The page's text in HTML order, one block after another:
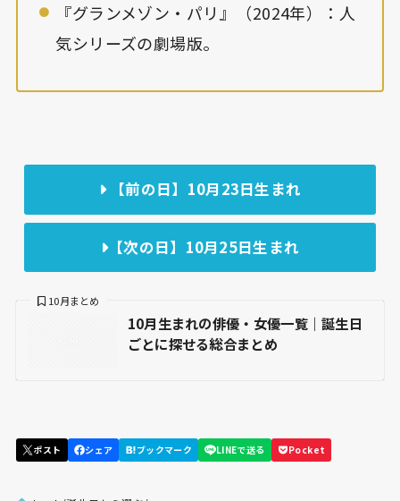
『グランメゾン・パリ』（2024年）：人
気シリーズの劇場版。
【前の日】10月23日生まれ
【次の日】10月25日生まれ
10月生まれの俳優・女優一覧｜誕生日
ごとに探せる総合まとめ
10月まとめ